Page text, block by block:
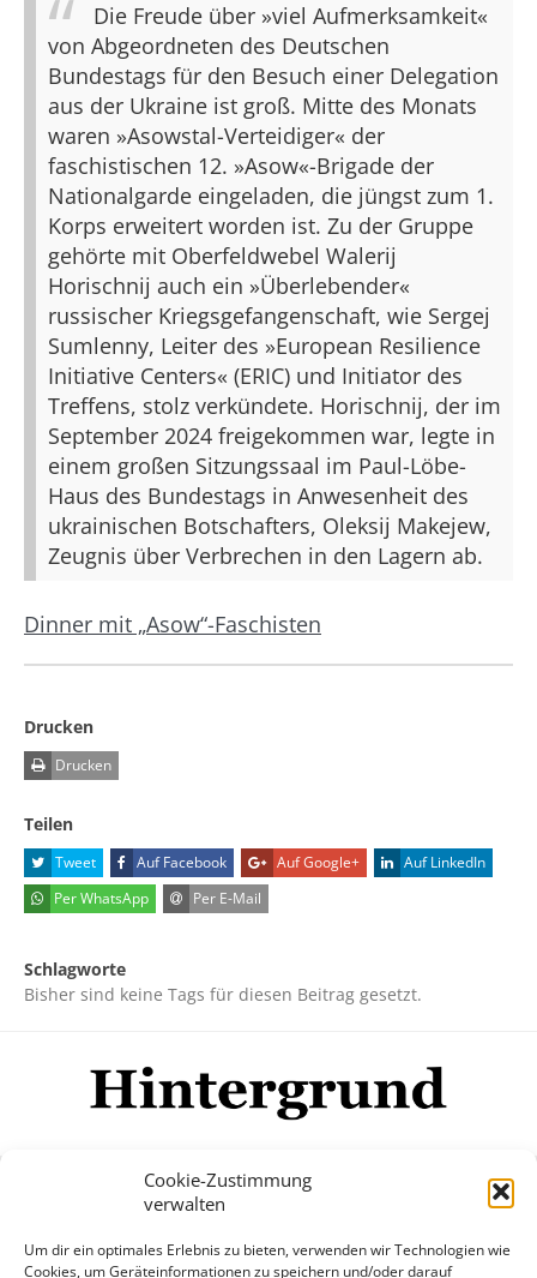
Cookie-Zustimmung
verwalten
Um dir ein optimales Erlebnis zu bieten, verwenden wir Technologien wie
Cookies, um Geräteinformationen zu speichern und/oder darauf
Die Freude über »viel Aufmerksamkeit«
von Abgeordneten des Deutschen
Bundestags für den Besuch einer Delegation
aus der Ukraine ist groß. Mitte des Monats
waren »Asowstal-Verteidiger« der
faschistischen 12. »Asow«-Brigade der
Nationalgarde eingeladen, die jüngst zum 1.
Korps erweitert worden ist. Zu der Gruppe
gehörte mit Oberfeldwebel Walerij
Horischnij auch ein »Überlebender«
russischer Kriegsgefangenschaft, wie Sergej
Sumlenny, Leiter des »European Resilience
Initiative Centers« (ERIC) und Initiator des
Treffens, stolz verkündete. Horischnij, der im
September 2024 freigekommen war, legte in
einem großen Sitzungssaal im Paul-Löbe-
Haus des Bundestags in Anwesenheit des
ukrainischen Botschafters, Oleksij Makejew,
Zeugnis über Verbrechen in den Lagern ab.
Dinner mit „Asow“-Faschisten
Drucken
Drucken
Teilen
Tweet Auf Facebook Auf Google+
Auf LinkedIn
Per WhatsApp
Per E-Mail
Schlagworte
Bisher sind keine Tags für diesen Beitrag gesetzt.
Mehr